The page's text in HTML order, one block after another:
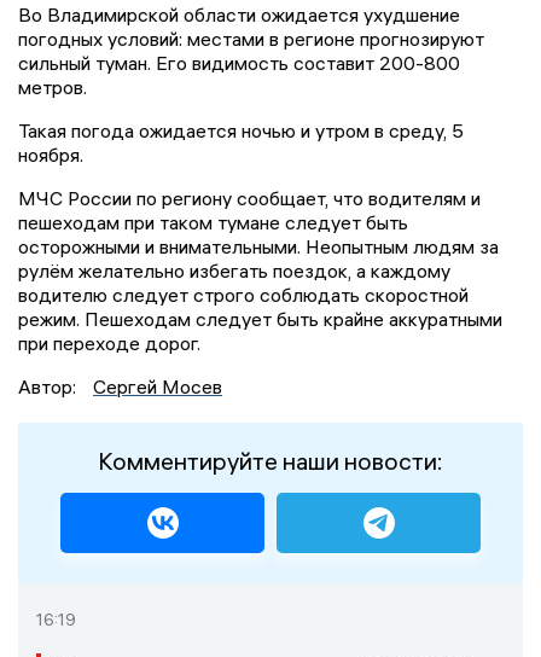
Во Владимирской области ожидается ухудшение
погодных условий: местами в регионе прогнозируют
сильный туман. Его видимость составит 200-800
метров.
Такая погода ожидается ночью и утром в среду, 5
ноября.
МЧС России по региону сообщает, что водителям и
пешеходам при таком тумане следует быть
осторожными и внимательными. Неопытным людям за
рулём желательно избегать поездок, а каждому
водителю следует строго соблюдать скоростной
режим. Пешеходам следует быть крайне аккуратными
при переходе дорог.
Автор:
Сергей Мосев
Комментируйте наши новости:
16:19